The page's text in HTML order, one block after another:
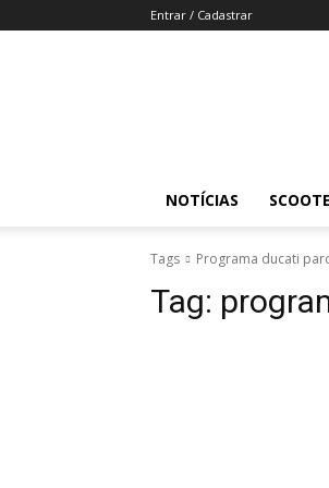
Entrar / Cadastrar
NOTÍCIAS
Tags Programa ducati
Tag: